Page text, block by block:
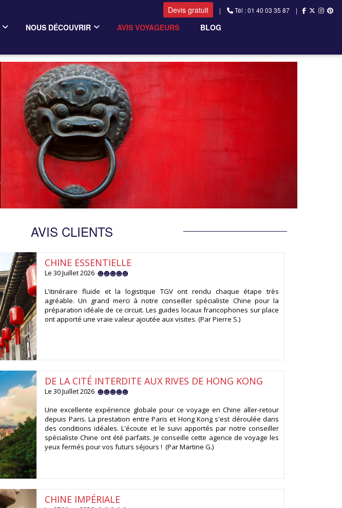
Devis gratuit | Tél : 01 40 03 35 87 |
NOUS DÉCOUVRIR AVIS VOYAGEURS BLOG
AVIS CLIENTS
CHINE ESSENTIELLE
Le 30 Juillet 2026
L'itinéraire fluide et la logistique TGV ont rendu chaque étape très
agréable. Un grand merci à notre conseiller spécialiste Chine pour la
préparation idéale de ce circuit. Les guides locaux francophones sur place
ont apporté une vraie valeur ajoutée aux visites. (Par Pierre S.)
DE LA CITÉ INTERDITE AUX RIVES DE HONG KONG
Le 30 Juillet 2026
Une excellente expérience globale pour ce voyage en Chine aller-retour
depuis Paris. La prestation entre Paris et Hong Kong s'est déroulée dans
des conditions idéales. L'écoute et le suivi apportés par notre conseiller
spécialiste Chine ont été parfaits. Je conseille cette agence de voyage les
yeux fermés pour vos futurs séjours ! (Par Martine G.)
CHINE IMPÉRIALE